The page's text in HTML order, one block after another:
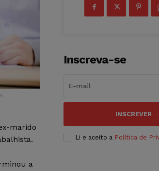
marido
a
Inscreva-se
INSCREVER
Li e aceito a Política de